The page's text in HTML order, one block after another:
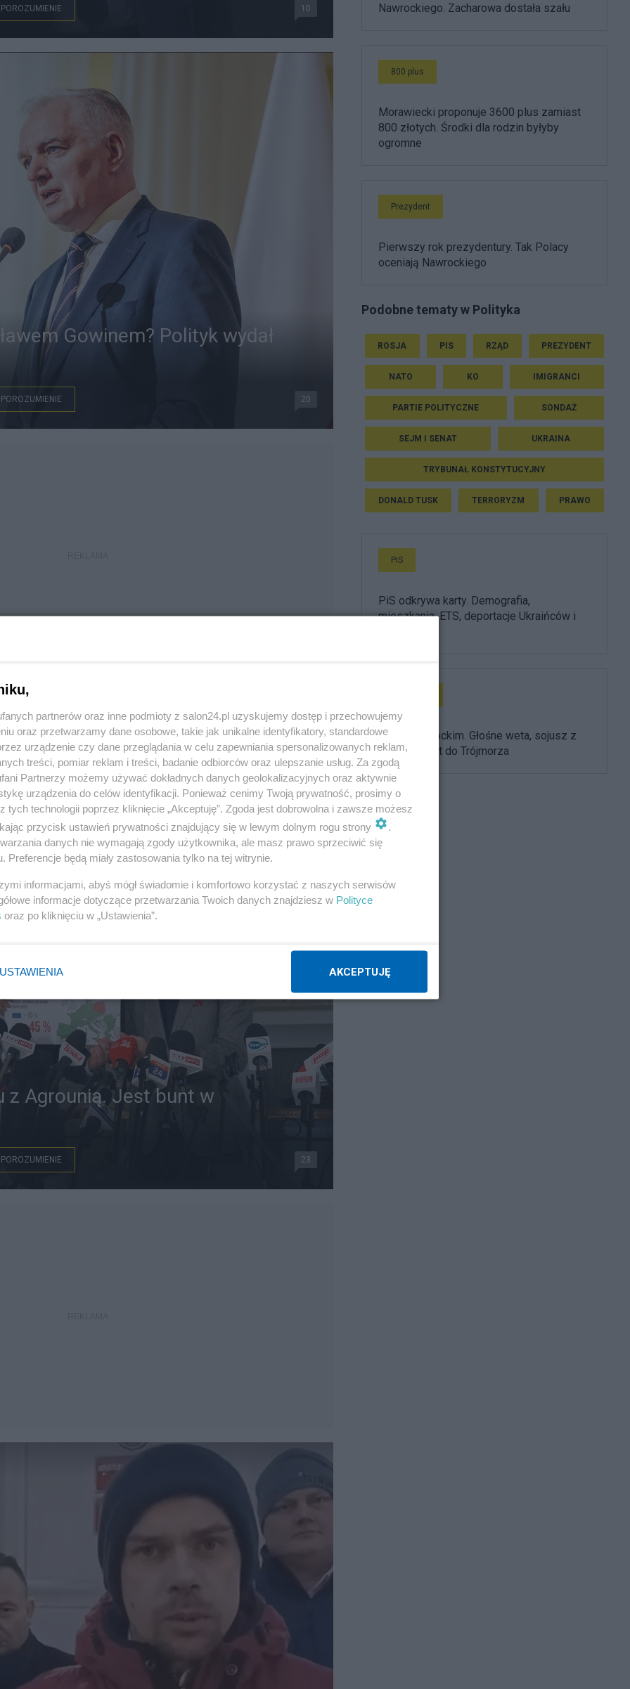
POROZUMIENIE 10
Gowinem? Polityk wydał
POROZUMIENIE 20
prawdziwe oblicze Gowina
POROZUMIENIE 7
z Agrounią. Jest bunt w
POROZUMIENIE 23
Nawrockiego. Zacharowa dostała szału
800 plus
Morawiecki proponuje 3600 plus zamiast
800 złotych. Środki dla rodzin byłyby
ogromne
Prezydent
Pierwszy rok prezydentury. Tak Polacy
oceniają Nawrockiego
Podobne tematy w Polityka
ROSJA PIS RZĄD PREZYDENT
NATO KO IMIGRANCI
PARTIE POLITYCZNE SONDAŻ
SEJM I SENAT UKRAINA
TRYBUNAŁ KONSTYTUCYJNY
DONALD TUSK TERRORYZM PRAWO
PiS
PiS odkrywa karty. Demografia,
mieszkania, ETS, deportacje Ukraińców i
Rok z Nawrockim. Głośne weta, sojusz z
USA i powrót do Trójmorza
partnerów oraz inne podmioty z salon24.pl uzyskujemy dostęp i przechowujemy
oraz przetwarzamy dane osobowe, takie jak unikalne identyfikatory, standardowe
urządzenie czy dane przeglądania w celu zapewniania spersonalizowanych reklam,
treści, pomiar reklam i treści, badanie odbiorców oraz ulepszanie usług. Za zgodą
Partnerzy możemy używać dokładnych danych geolokalizacyjnych oraz aktywnie
urządzenia do celów identyfikacji. Ponieważ cenimy Twoją prywatność, prosimy o
tych technologii poprzez kliknięcie „Akceptuję”. Zgoda jest dobrowolna i zawsze możesz
przycisk ustawień prywatności znajdujący się w lewym dolnym rogu strony
.
danych nie wymagają zgody użytkownika, ale masz prawo sprzeciwić się
Preferencje będą miały zastosowania tylko na tej witrynie.
informacjami, abyś mógł świadomie i komfortowo korzystać z naszych serwisów
informacje dotyczące przetwarzania Twoich danych znajdziesz w Polityce
oraz po kliknięciu w „Ustawienia”.
USTAWIENIA AKCEPTUJĘ